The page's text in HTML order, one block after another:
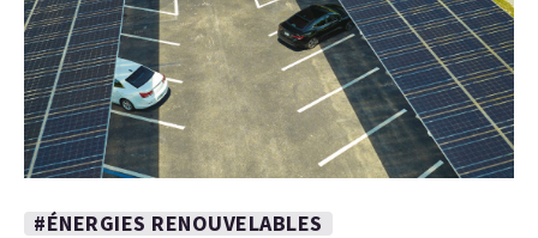
#ÉNERGIES RENOUVELABLES